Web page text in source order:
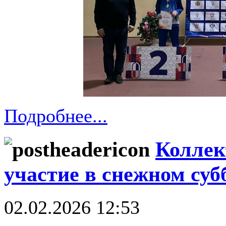
Подробнее...
участие в снежном
02.02.2026 12:53